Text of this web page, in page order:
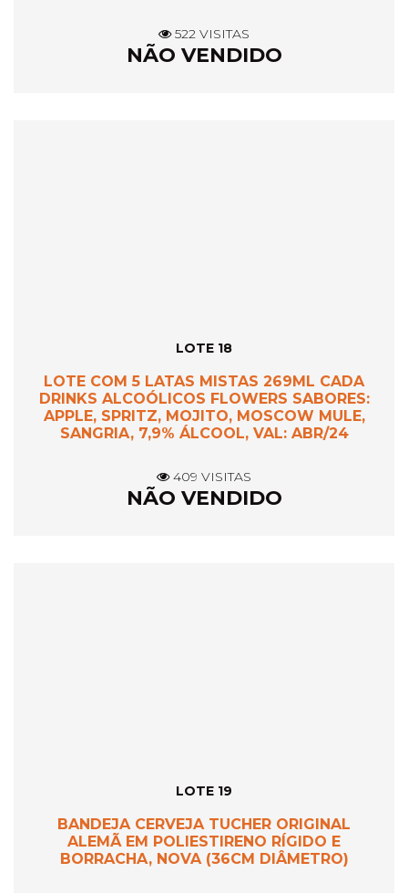
522 VISITAS
NÃO VENDIDO
LOTE 18
LOTE COM 5 LATAS MISTAS 269ML CADA
DRINKS ALCOÓLICOS FLOWERS SABORES:
APPLE, SPRITZ, MOJITO, MOSCOW MULE,
SANGRIA, 7,9% ÁLCOOL, VAL: ABR/24
409 VISITAS
NÃO VENDIDO
LOTE 19
BANDEJA CERVEJA TUCHER ORIGINAL
ALEMÃ EM POLIESTIRENO RÍGIDO E
BORRACHA, NOVA (36CM DIÂMETRO)